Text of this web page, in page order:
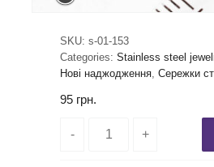
SKU: s-01-153
Categories: Stainless steel
Нові наджодження, Сережки
95 грн.